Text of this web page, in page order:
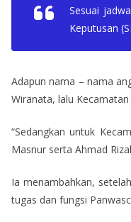
Sesuai
Keputusan
Adapun nama – nama
Wiranata, lalu
“Sedangkan untuk
Masnur serta Ahmad
Ia menambahkan,
tugas dan fungsi